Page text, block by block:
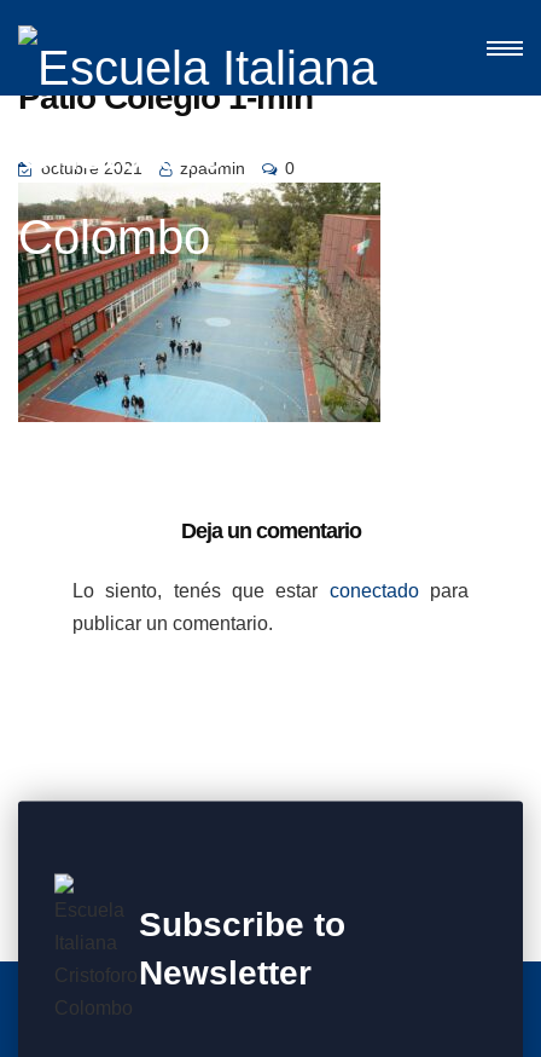
Patio Colegio 1-min
octubre 2021 zpadmin 0
Deja un comentario
Lo siento, tenés que estar conectadopara
publicar un comentario.
Subscribe to
Newsletter